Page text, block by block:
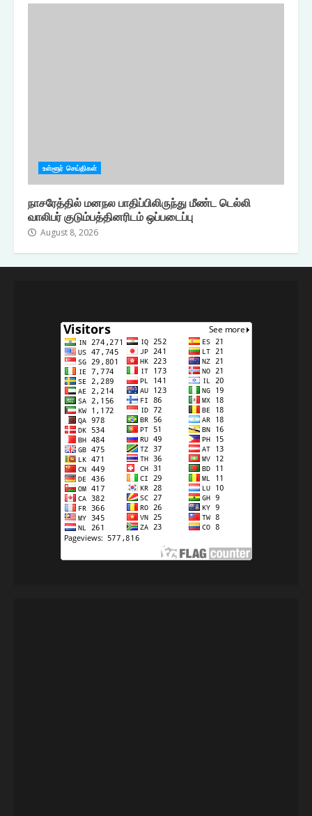
உள்ளூர் செய்திகள்
நாசரேத்தில் மனநல பாதிப்பிலிருந்து மீண்ட டெல்லி
வாலிபர் குடும்பத்தினரிடம் ஒப்படைப்பு
August 8, 2026